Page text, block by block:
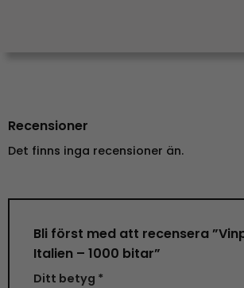
Recensioner
Det finns inga recensioner än.
Bli först med att recensera
Italien – 1000 bitar”
Ditt betyg *